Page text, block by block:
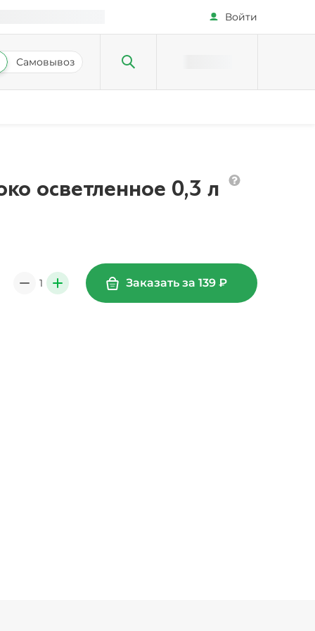
Войти
Самовывоз
осветленное 0,3 л
1 + Заказать за 139 ₽